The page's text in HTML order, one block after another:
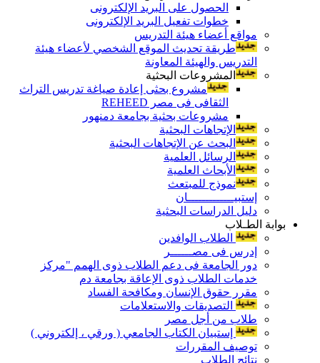
الحصول على البريد الإلكترونى
خطوات تفعيل البريد الإلكترونى
مواقع أعضاء هيئة التدريس
طريقة تحديث الموقع الشخصي لأعضاء هيئة
التدريس والهيئة المعاونة
المشروعات البحثية
مشروع بحثى إعادة صياغة تدريس التراث
الثقافى فى مصر REHEED
مشروعات بحثية بجامعة دمنهور
الإتجاهات البحثية
البحث عن الإتجاهات البحثية
الرسائل العلمية
الأبحاث العلمية
نموذج للمبتعث
إستبيـــــــــــــان
دليل الدراسات البحثية
بوابة الطـلاب
الطلاب الوافدين
إدرس فى مصــــــر
دور الجامعة فى دعم الطلاب ذوى الهمم "مركز
خدمات الطلاب ذوى الإعاقة بجامعة دم
مقرر حقوق الإنسان ومكافحة الفساد
التصديقات والاستعلامات
طلاب من أجل مصر
إستبيان الكتاب الجامعي ( ورقي ، إلكتروني )
توصيف المقررات
نتائج الطلاب